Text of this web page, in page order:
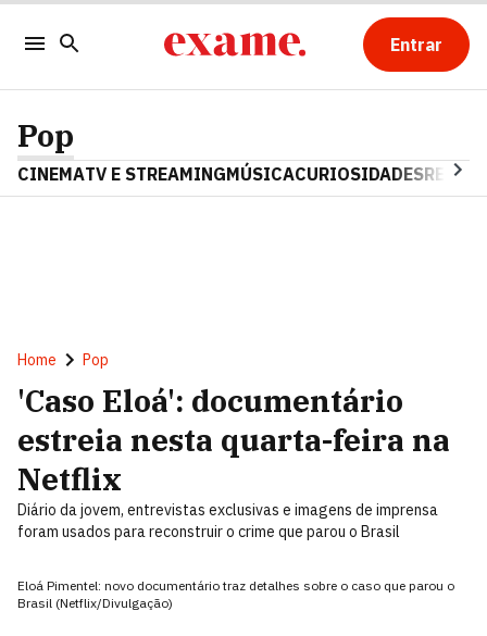
Entrar
Pop
CINEMATV E STREAMINGMÚSICACURIOSIDADES
Home Pop
'Caso Eloá': documentário
estreia nesta quarta-feira na
Netflix
Diário da jovem, entrevistas exclusivas e imagens de imprensa
foram usados para reconstruir o crime que parou o Brasil
Eloá Pimentel: novo documentário traz detalhes sobre o caso que parou o
Brasil (Netflix/Divulgação)